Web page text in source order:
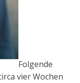
Folgende
vier Wochen